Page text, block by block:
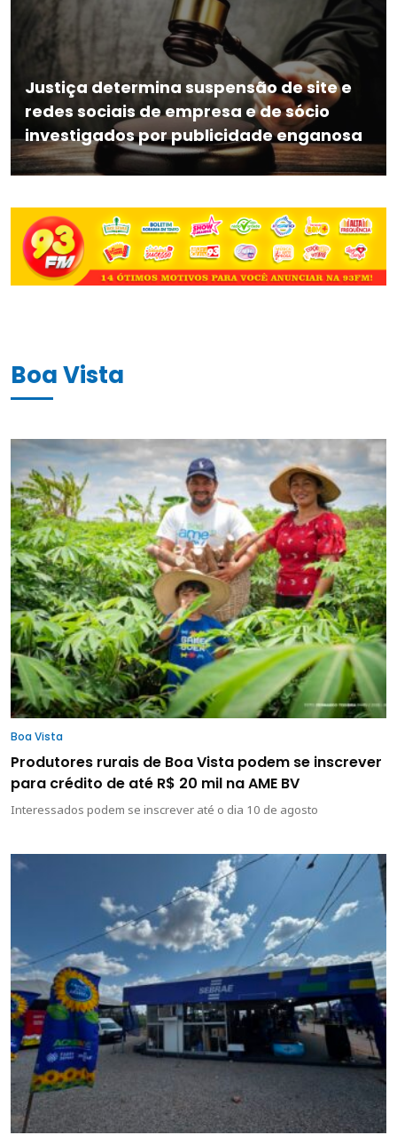
Justiça determina suspensão de site e
redes sociais de empresa e de sócio
investigados por publicidade enganosa
Boa Vista
Boa Vista
Produtores rurais de Boa Vista podem se inscrever
para crédito de até R$ 20 mil na AME BV
Interessados podem se inscrever até o dia 10 de agosto